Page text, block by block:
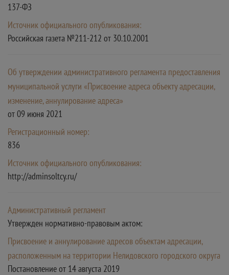
137-ФЗ
Источник официального опубликования:
Российская газета №211-212 от 30.10.2001
Об утверждении административного регламента предоставления
муниципальной услуги «Присвоение адреса объекту адресации,
изменение, аннулирование адреса»
от 09 июня 2021
Регистрационный номер:
836
Источник официального опубликования:
http://adminsoltcy.ru/
Административный регламент
Утвержден нормативно-правовым актом:
Присвоение и аннулирование адресов объектам адресации,
расположенным на территории Нелидовского городского округа
Постановление от 14 августа 2019